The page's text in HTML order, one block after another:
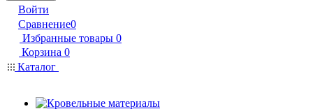
Войти
Сравнение0
Избранные товары 0
Корзина 0
Каталог